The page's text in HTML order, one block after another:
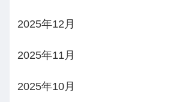
2025年12月
2025年11月
2025年10月